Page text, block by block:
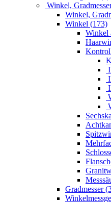
Winkel,
Winkel,
Winkel (173)
Winkel
Gradmesser